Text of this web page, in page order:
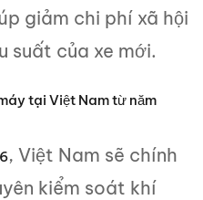
giảm chi phí xã hội
suất của xe mới.
tại Việt Nam từ năm
, Việt Nam sẽ chính
kiểm soát khí